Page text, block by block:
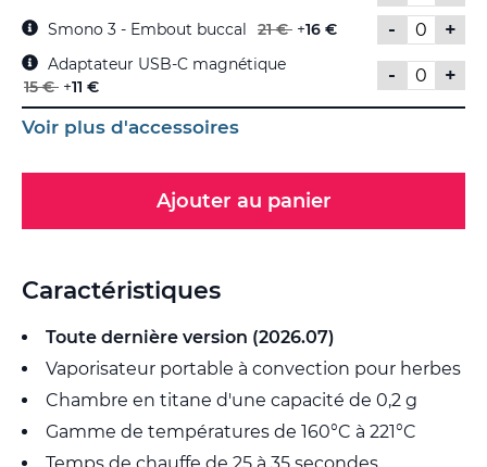
- +
Smono 3 - Embout buccal 21 € +16 €
- +
Adaptateur USB-C magnétique
15 € +11 €
Voir plus d'accessoires
Ajouter au panier
Caractéristiques
Toute dernière version (2026.07)
Vaporisateur portable à convection pour herbes
Chambre en titane d'une capacité de 0,2 g
Gamme de températures de 160°C à 221°C